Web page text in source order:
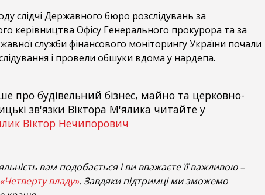
слідчі Державного бюро розслідувань за
керівництва Офісу Генерального прокурора та за
служби фінансового моніторингу України почали
і провели обшуки вдома у нардепа.
про будівельний бізнес, майно та церковно-
зв'язки Віктора М'ялика читайте у
Віктор Нечипорович
вам подобається і ви вважаєте її важливою –
владу». Завдяки підтримці ми зможемо